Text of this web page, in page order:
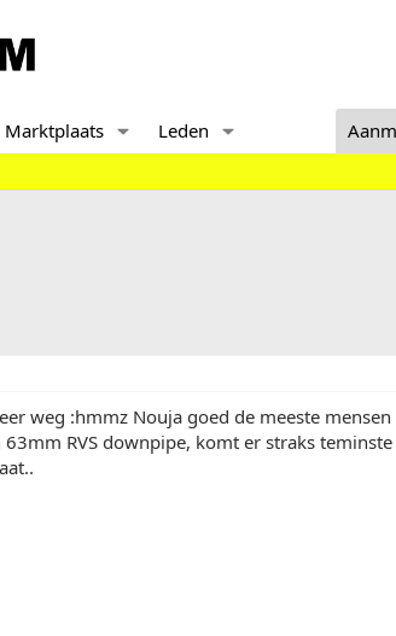
Marktplaats Leden
weg :hmmz Nouja goed de meeste
RVS downpipe, komt er straks